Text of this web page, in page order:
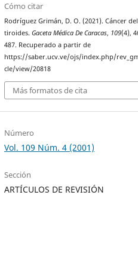
Cómo citar
Rodríguez Grimán, D. O. (2021). Cáncer del
tiroides.Gaceta Médica De Caracas, 109(4),
487. Recuperado a partir de
https://saber.ucv.ve/ojs/index.php/
cle/view/20818
Más formatos de cita
Número
Vol. 109 Núm. 4 (2001)
Sección
ARTÍCULOS DE REVISIÓN